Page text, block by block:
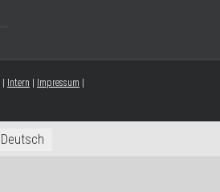
| Intern | Impressum |
Deutsch